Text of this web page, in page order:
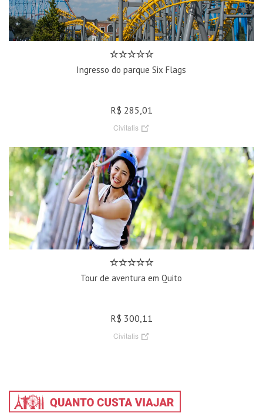
Ingresso do parque Six Flags
R$ 285,01
Civitatis
Tour de aventura em Quito
R$ 300,11
Civitatis